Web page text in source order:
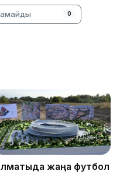
0
жаңа футбол